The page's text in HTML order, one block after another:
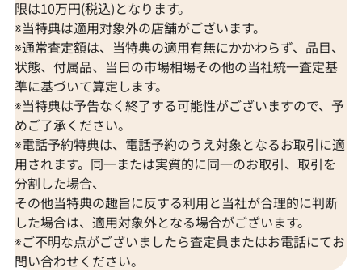
限は10万円(税込)となります。
※当特典は適用対象外の店舗がございます。
※通常査定額は、当特典の適用有無にかかわらず、品目、
状態、付属品、当日の市場相場その他の当社統一査定基
準に基づいて算定します。
※当特典は予告なく終了する可能性がございますので、予
めご了承ください。
※電話予約特典は、電話予約のうえ対象となるお取引に適
用されます。同一または実質的に同一のお取引、取引を
分割した場合、
その他当特典の趣旨に反する利用と当社が合理的に判断
した場合は、適用対象外となる場合がございます。
※ご不明な点がございましたら査定員またはお電話にてお
問い合わせください。